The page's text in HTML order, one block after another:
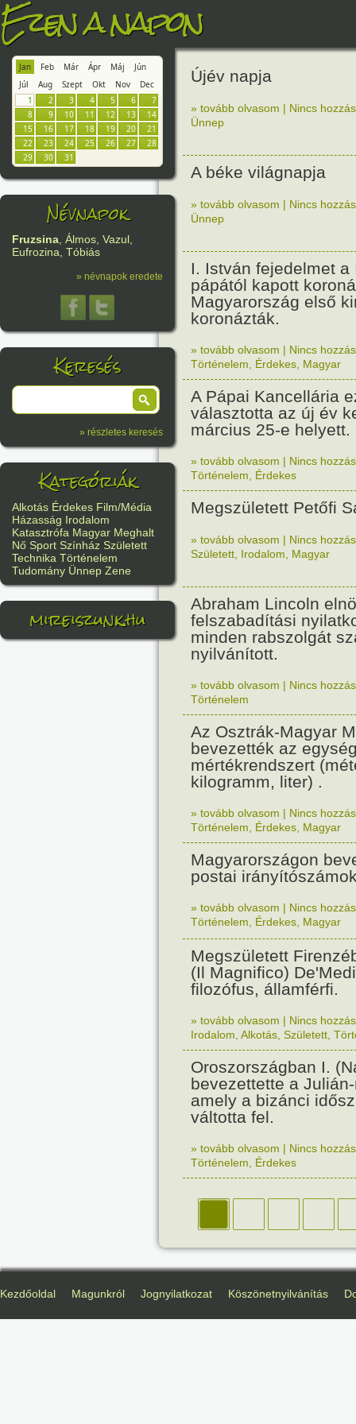
Ezen a napon
Jan Feb Már Ápr Máj
Jún
Júl
Aug Szept Okt Nov
Dec
1
2 3 4 5 6
7
8
9 10 11 12 13
14
15
16 17 18 19 20
21
22
23 24 25 26 27
28
29
30 31
Névnapok
Fruzsina, Álmos, Vazul,
Eufrozina, Tóbiás
» névnapok eredete
Keresés
» részletes keresés
Kategóriák
Alkotás Érdekes Film/Média
Házasság Irodalom
Katasztrófa Magyar Meghalt
Nő Sport Színház Született
Technika Történelem
Tudomány Ünnep Zene
mireiszunk.hu
Újév napja
» tovább olvasom | Nincs
Ünnep
A béke világnapja
» tovább olvasom | Nincs
Ünnep
I. István fejedelmet a
pápától kapott
Magyarország első
koronázták.
» tovább olvasom | Nincs
Történelem
Érdekes Magyar
A Pápai Kancellária
választotta az új év
március 25-e helyett.
» tovább olvasom | Nincs
Történelem
Érdekes
Megszületett Petőfi
» tovább olvasom | Nincs
Született Irodalom Magyar
Abraham Lincoln
felszabadítási
minden rabszolgát
nyilvánított.
» tovább olvasom | Nincs
Történelem
Az Osztrák-Magyar
bevezették az
mértékrendszert
kilogramm, liter) .
» tovább olvasom | Nincs
Történelem
Érdekes Magyar
Magyarországon
postai
» tovább olvasom | Nincs
Történelem
Érdekes Magyar
Megszületett
(Il Magnifico)
filozófus, államférfi.
» tovább olvasom | Nincs
Irodalom Alkotás Született
Oroszországban I.
bevezettette a
amely a bizánci
váltotta fel.
» tovább olvasom | Nincs
Történelem
Érdekes
Kezdőoldal Magunkról Jognyilatkozat Köszönetnyilvánítás